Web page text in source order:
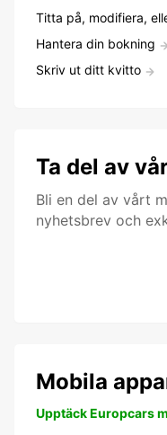
Titta på, modifiera,
Hantera din bokning
Skriv ut ditt kvitto
Ta del av
Bli en del av vårt
nyhetsbrev och
Mobila
Upptäck Europcars